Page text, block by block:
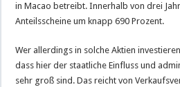
in Macao betreibt. Innerhalb von drei
Anteilsscheine um knapp 690 Prozent.
Wer allerdings in solche Aktien
dass hier der staatliche Einfluss und
sehr groß sind. Das reicht von